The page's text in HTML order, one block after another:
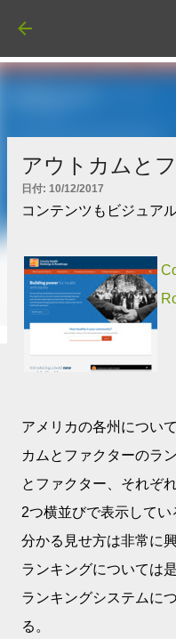
アウトカムと
日付: 10/12/2017
コンテンツもビジュア
アメリカの各州につい
カムとファクターのラ
とファクター、それぞ
2つ横並びで表示して
分かる見せ方は非常に興
ランキングについては
ランキングシステムに
る。